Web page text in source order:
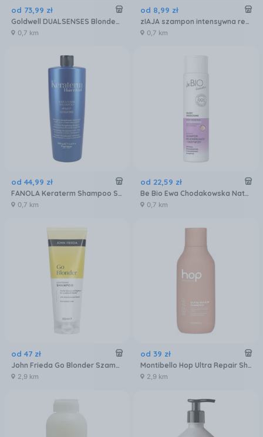
od 73,99 zł
Goldwell DUALSENSES Blondes & Highlights Anty Yellow Szampon neutralizujący do włosów blond 1000ml
0,7 km
od 8,99 zł
zIAJA szampon intensywna regeneracja do włosów łamliwych 400ml
0,7 km
od 44,99 zł
FANOLA Keraterm Shampoo Szampon z keratyną 1000ml
0,7 km
od 22,59 zł
Be Bio Ewa Chodakowska Naturalny Szampon Do Włosów Zniszczonych 300 ml
0,7 km
od 47 zł
John Frieda Go Blonder Szampon Do Włosów Blond 250ml
2,9 km
od 39 zł
Montibello Hop Ultra Repair Shampoo Ultranaprawczy Szampon Do Włosów Suchych I Zniszczonych 300Ml
2,9 km